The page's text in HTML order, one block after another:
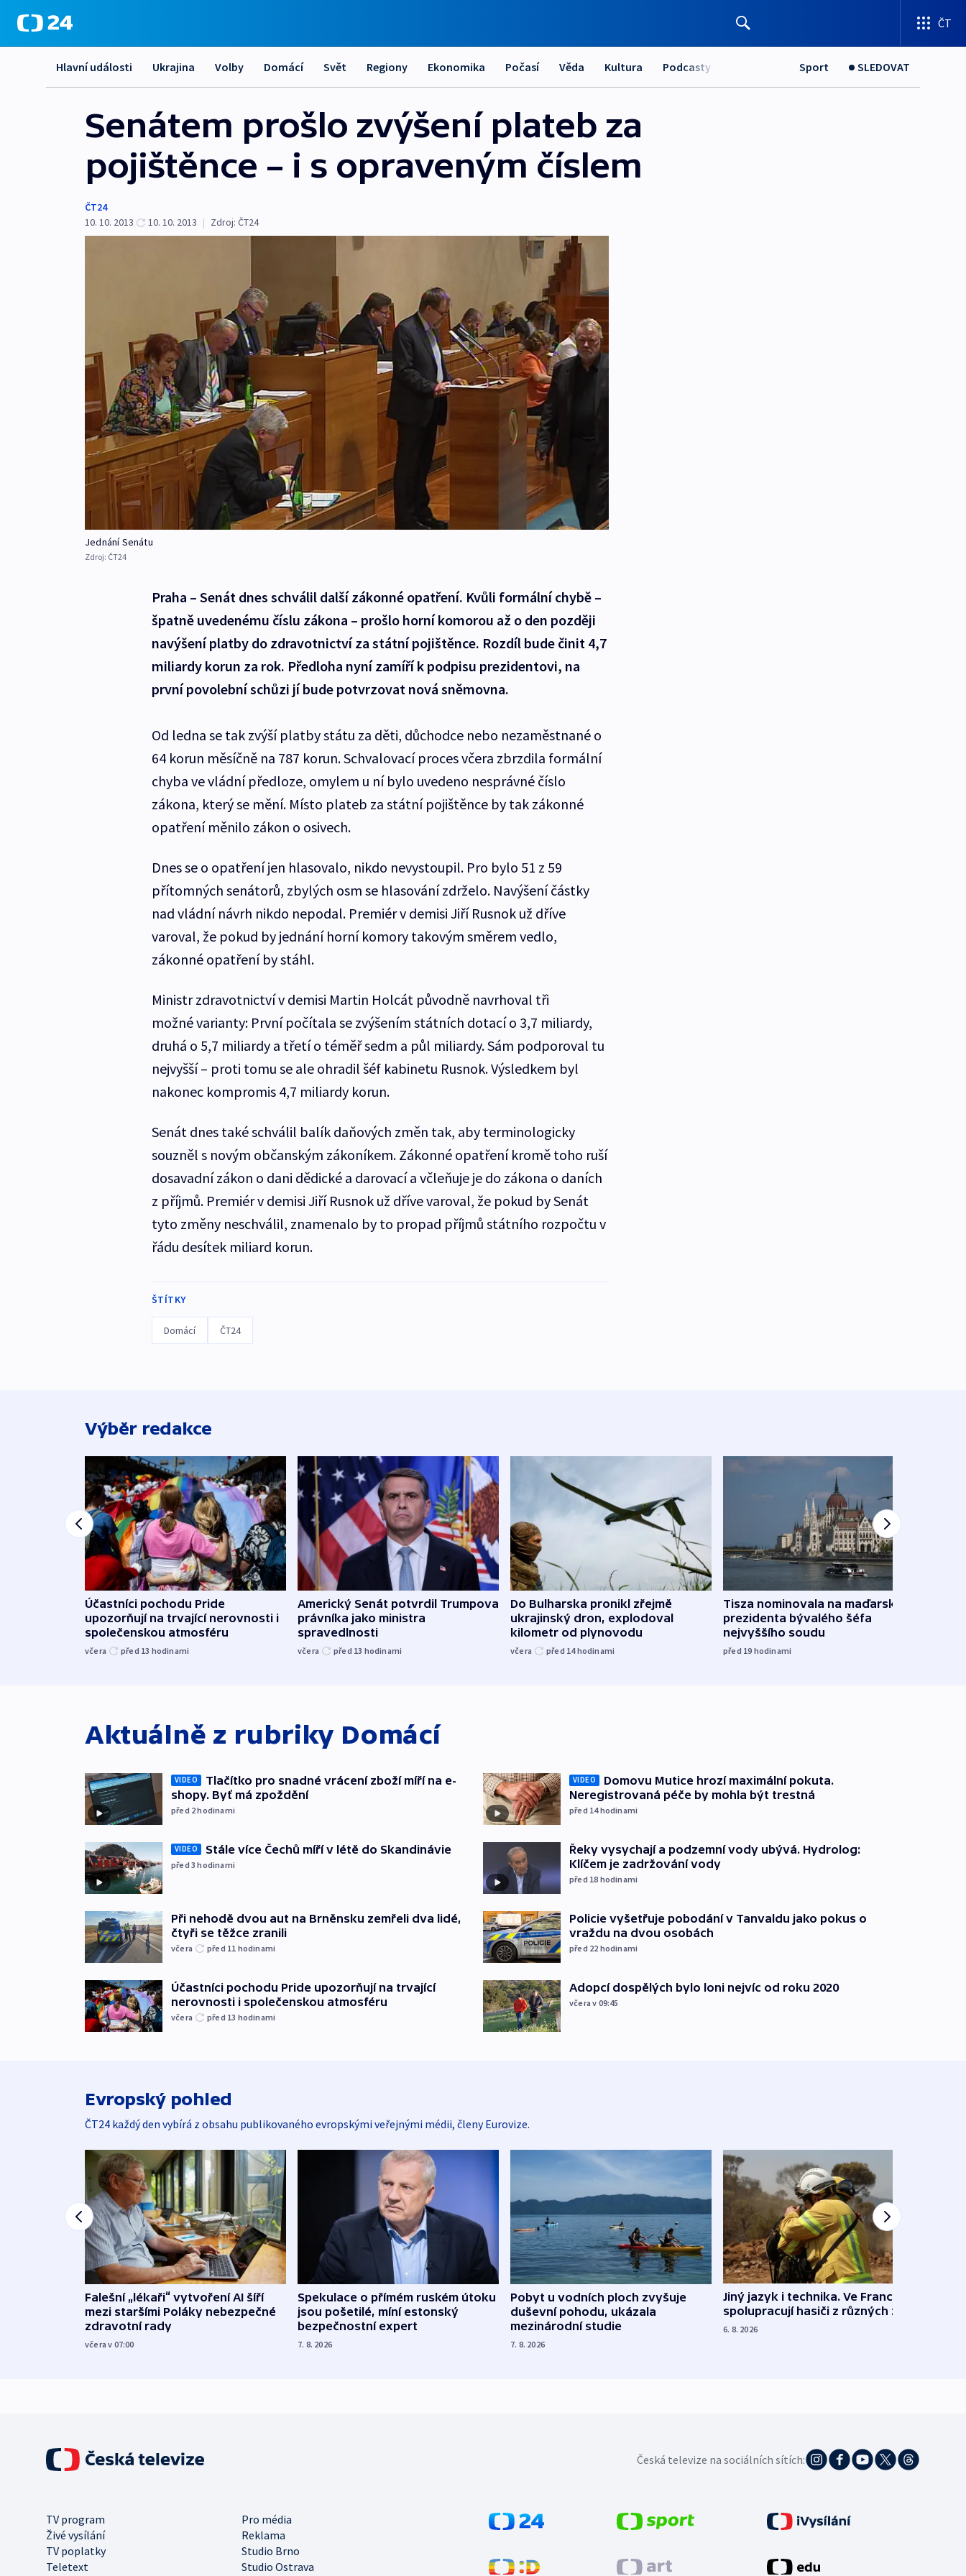
ČT
Hlavní události Ukrajina Volby Domácí Svět Regiony Ekonomika Počasí Věda Kultura Podcasty Sport SLEDOVAT
Senátem prošlo zvýšení plateb za
pojištěnce – i s opraveným číslem
ČT24
10. 10. 2013
10. 10. 2013 | Zdroj: ČT24
Jednání Senátu
Zdroj: ČT24
Praha – Senát dnes schválil další zákonné opatření. Kvůli formální chybě –
špatně uvedenému číslu zákona – prošlo horní komorou až o den později
navýšení platby do zdravotnictví za státní pojištěnce. Rozdíl bude činit 4,7
miliardy korun za rok. Předloha nyní zamíří k podpisu prezidentovi, na
první povolební schůzi jí bude potvrzovat nová sněmovna.
Od ledna se tak zvýší platby státu za děti, důchodce nebo nezaměstnané o
64 korun měsíčně na 787 korun. Schvalovací proces včera zbrzdila formální
chyba ve vládní předloze, omylem u ní bylo uvedeno nesprávné číslo
zákona, který se mění. Místo plateb za státní pojištěnce by tak zákonné
opatření měnilo zákon o osivech.
Dnes se o opatření jen hlasovalo, nikdo nevystoupil. Pro bylo 51 z 59
přítomných senátorů, zbylých osm se hlasování zdrželo. Navýšení částky
nad vládní návrh nikdo nepodal. Premiér v demisi Jiří Rusnok už dříve
varoval, že pokud by jednání horní komory takovým směrem vedlo,
zákonné opatření by stáhl.
Ministr zdravotnictví v demisi Martin Holcát původně navrhoval tři
možné varianty: První počítala se zvýšením státních dotací o 3,7 miliardy,
druhá o 5,7 miliardy a třetí o téměř sedm a půl miliardy. Sám podporoval tu
nejvyšší – proti tomu se ale ohradil šéf kabinetu Rusnok. Výsledkem byl
nakonec kompromis 4,7 miliardy korun.
Senát dnes také schválil balík daňových změn tak, aby terminologicky
souzněl s novým občanským zákoníkem. Zákonné opatření kromě toho ruší
dosavadní zákon o dani dědické a darovací a včleňuje je do zákona o daních
z příjmů. Premiér v demisi Jiří Rusnok už dříve varoval, že pokud by Senát
tyto změny neschválil, znamenalo by to propad příjmů státního rozpočtu v
řádu desítek miliard korun.
ŠTÍTKY
Domácí ČT24
Výběr redakce
Účastníci pochodu Pride
upozorňují na trvající nerovnosti i
společenskou atmosféru
včera před 13 hodinami
Americký Senát potvrdil Trumpova
právníka jako ministra
spravedlnosti
včera před 13 hodinami
Do Bulharska pronikl zřejmě
ukrajinský dron, explodoval
kilometr od plynovodu
včera před 14hodinami
Tisza nominovala na maďarského
prezidenta bývalého šéfa
nejvyššího soudu
před 19 hodinami
Aktuálně z rubriky Domácí
VIDEO
Tlačítko pro snadné vrácení zboží míří na e-
shopy. Byť má zpoždění
před 2hodinami
VIDEO Stále více Čechů míří v létě do Skandinávie
před 3hodinami
Při nehodě dvou aut na Brněnsku zemřeli dva lidé,
čtyři se těžce zranili
včera před 11 hodinami
Účastníci pochodu Pride upozorňují na trvající
nerovnosti i společenskou atmosféru
včera před 13 hodinami
VIDEO
Domovu Mutice hrozí maximální pokuta.
Neregistrovaná péče by mohla být trestná
před 14hodinami
Řeky vysychají a podzemní vody ubývá. Hydrolog:
Klíčem je zadržování vody
před 18 hodinami
Policie vyšetřuje pobodání v Tanvaldu jako pokus o
vraždu na dvou osobách
před 22 hodinami
Adopcí dospělých bylo loni nejvíc od roku 2020
včera v 09:45
Evropský pohled
ČT24 každý den vybírá z obsahu publikovaného evropskými veřejnými médii, členy Eurovize.
Falešní „lékaři“ vytvoření AI šíří
mezi staršími Poláky nebezpečné
zdravotní rady
včera v 07:00
Spekulace o přímém ruském útoku
jsou pošetilé, míní estonský
bezpečnostní expert
7. 8. 2026
Pobyt u vodních ploch zvyšuje
duševní pohodu, ukázala
mezinárodní studie
7. 8. 2026
Jiný jazyk i technika. Ve Francii
spolupracují hasiči z různých zemí
6. 8. 2026
Česká televize na sociálních sítích:
TV program
Pro média
Živé vysílání
Reklama
TV poplatky
Studio Brno
Teletext
Studio Ostrava